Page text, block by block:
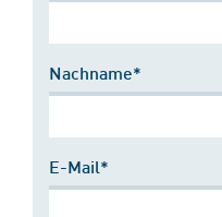
Nachname*
E-Mail*